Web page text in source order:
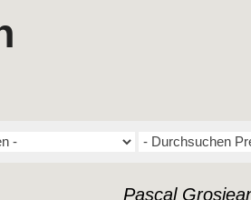
Pascal